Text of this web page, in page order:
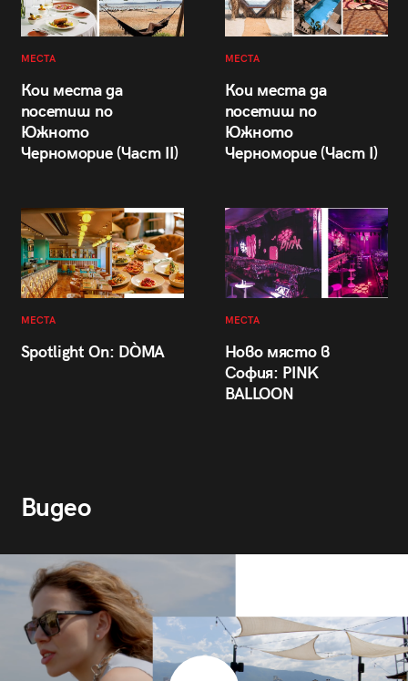
МЕСТА
Кои места да
посетиш по
Южното
Черноморие (Част II)
МЕСТА
Кои места да
посетиш по
Южното
Черноморие (Част I)
МЕСТА
Spotlight On: DÒMA
МЕСТА
Ново място в
София: PINK
BALLOON
Видео